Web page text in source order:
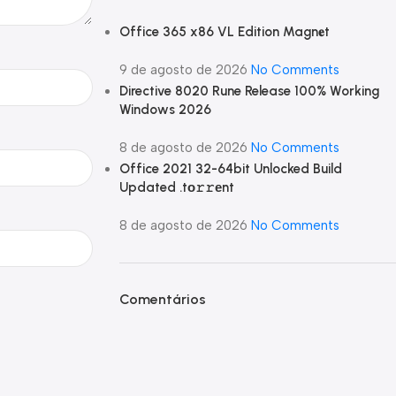
Office 365 x86 VL Edition Magn𝐞t
9 de agosto de 2026 No Comments
Directive 8020 Rune Release 100% Working
Windows 2026
8 de agosto de 2026 No Comments
Office 2021 32-64bit Unlocked Build
Updated .tо𝚛𝚛еnt
8 de agosto de 2026 No Comments
Comentários